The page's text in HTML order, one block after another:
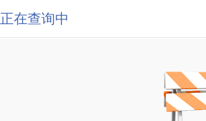
正在查询中